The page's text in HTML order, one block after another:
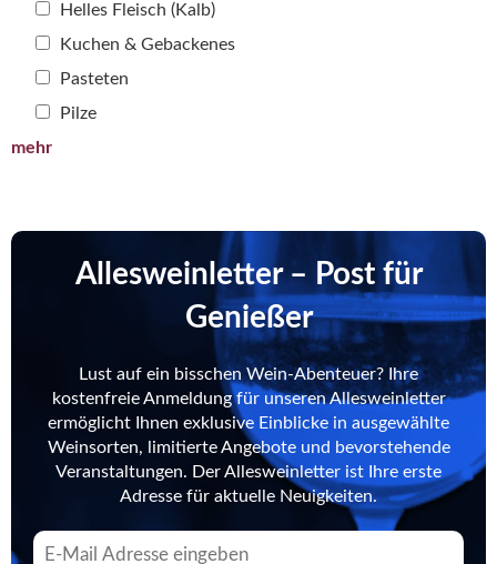
Helles Fleisch (Kalb)
Kuchen & Gebackenes
Pasteten
Pilze
mehr
Allesweinletter – Post für
Genießer
Lust auf ein bisschen Wein-Abenteuer? Ihre
kostenfreie Anmeldung für unseren Allesweinletter
ermöglicht Ihnen exklusive Einblicke in ausgewählte
Weinsorten, limitierte Angebote und bevorstehende
Veranstaltungen. Der Allesweinletter ist Ihre erste
Adresse für aktuelle Neuigkeiten.